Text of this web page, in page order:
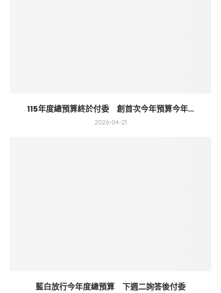
115年度總預算終於付委 創首次今年預算今年...
2026-04-21
藍白放行今年度總預算 下週二詢答後付委